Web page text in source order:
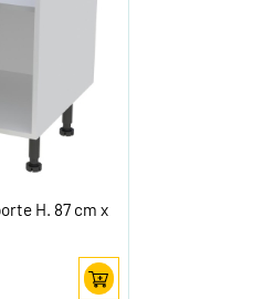
H. 87 cm x